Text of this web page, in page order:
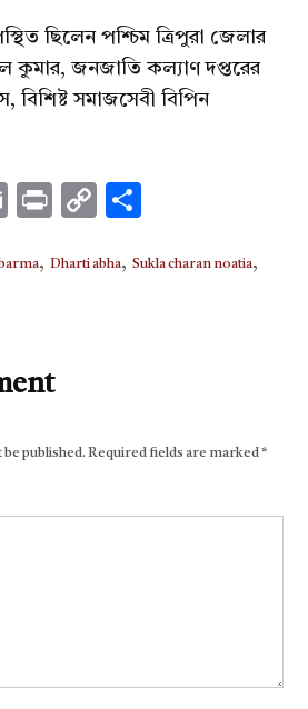
ছিলেন পশ্চিম ত্রিপুরা জেলার
কুমার, জনজাতি কল্যাণ দপ্তরের
বিশিষ্ট সমাজসেবী বিপিন
EmailPrintCopy
,Dharti abha,Sukla charan noatia,
published. Required fields are marked*